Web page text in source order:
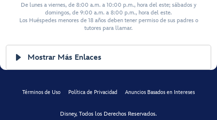
De lunes a viernes, de 8:00 a.m. a 10:00 p.m., hora del este; sábados y
domingos, de 9:00 a.m. a 8:00 p.m., hora del este.
Los Huéspedes menores de 18 años deben tener permiso de sus padres o
tutores para llamar.
Mostrar Más Enlaces
Términos de Uso Política de Privacidad Anuncios Basados en Intereses
Disney, Todos los Derechos Reservados.